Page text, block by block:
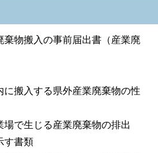
棄物搬入の事前届出書（産業廃
に搬入する県外産業廃棄物の性
場で生じる産業廃棄物の排出
す書類